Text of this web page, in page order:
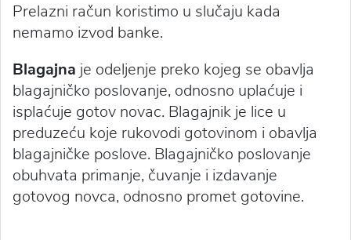
Prelazni račun koristimo u slučaju kada
nemamo izvod banke.
Blagajna je odeljenje preko kojeg se obavlja
blagajničko poslovanje, odnosno uplaćuje i
isplaćuje gotov novac. Blagajnik je lice u
preduzeću koje rukovodi gotovinom i obavlja
blagajničke poslove. Blagajničko poslovanje
obuhvata primanje, čuvanje i izdavanje
gotovog novca, odnosno promet gotovine.